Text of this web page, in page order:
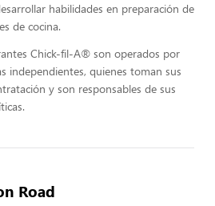
habilidades en preparación de
de cocina.
Chick-fil-A® son operados por
independientes, quienes toman sus
y son responsables de sus
Road